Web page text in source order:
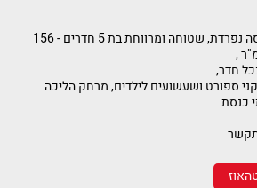
דירת גג, לבד בקומה, כניסה נפרדת, שטוחה ומרווחת בת 5 חדרים - 156
חדר,
ספורט ושעשועים לילדים, מרחק הליכה
כנסת